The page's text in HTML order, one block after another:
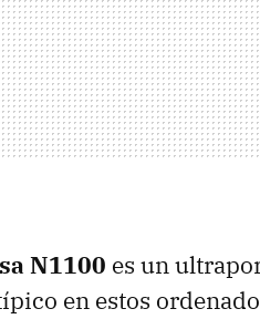
N1100 es un
en estos